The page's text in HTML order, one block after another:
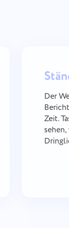
Der
Zeit.